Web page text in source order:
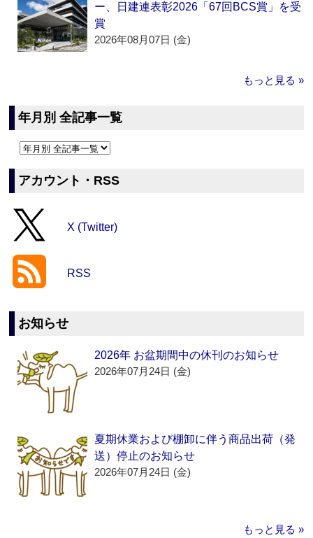
ー、日建連表彰2026「67回BCS賞」を受
賞
2026年08月07日 (金)
もっと見る »
年月別 全記事一覧
アカウント・RSS
X (Twitter)
RSS
お知らせ
2026年 お盆期間中の休刊のお知らせ
2026年07月24日 (金)
夏期休業および棚卸に伴う商品出荷（発
送）停止のお知らせ
2026年07月24日 (金)
もっと見る »